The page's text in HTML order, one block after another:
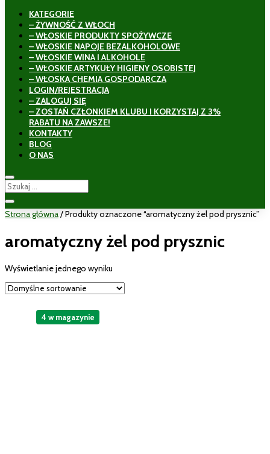
KATEGORIE
– ŻYWNOŚĆ Z WŁOCH
– WŁOSKIE PRODUKTY SPOŻYWCZE
– WŁOSKIE NAPOJE BEZALKOHOLOWE
– WŁOSKIE WINA I ALKOHOLE
– WŁOSKIE ARTYKUŁY HIGIENY OSOBISTEJ
– WŁOSKA CHEMIA GOSPODARCZA
LOGIN/REJESTRACJA
– ZALOGUJ SIĘ
– ZOSTAŃ CZŁONKIEM KLUBU I KORZYSTAJ Z 3%
RABATU NA ZAWSZE!
KONTAKTY
BLOG
O NAS
Strona główna/ Produkty oznaczone “aromatyczny żel pod prysznic”
aromatyczny żel pod prysznic
Wyświetlanie jednego wyniku
4 w magazynie